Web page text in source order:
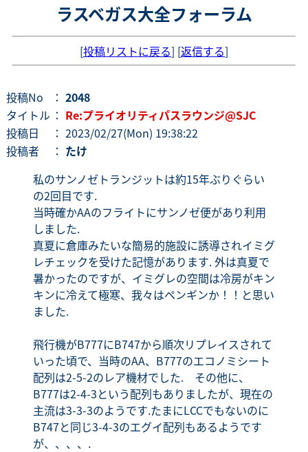
ラスベガス大全フォーラム
[投稿リストに戻る] [返信する]
投稿No ： 2048
タイトル ： Re:プライオリティパスラウンジ@SJC
投稿日
： 2023/02/27(Mon) 19:38:22
投稿者
： たけ
私のサンノゼトランジットは約15年ぶりぐらい
の2回目です.
当時確かAAのフライトにサンノゼ便があり利用
しました.
真夏に倉庫みたいな簡易的施設に誘導されイミグ
レチェックを受けた記憶があります. 外は真夏で
暑かったのですが、イミグレの空間は冷房がキン
キンに冷えて極寒、我々はペンギンか！！と思い
ました.
飛行機がB777にB747から順次リプレイスされて
いった頃で、当時のAA、B777のエコノミシート
配列は2-5-2のレア機材でした. その他に、
B777は2-4-3という配列もありましたが、現在の
主流は3-3-3のようです.たまにLCCでもないのに
B747と同じ3-4-3のエグイ配列もあるようです
が、、、、.